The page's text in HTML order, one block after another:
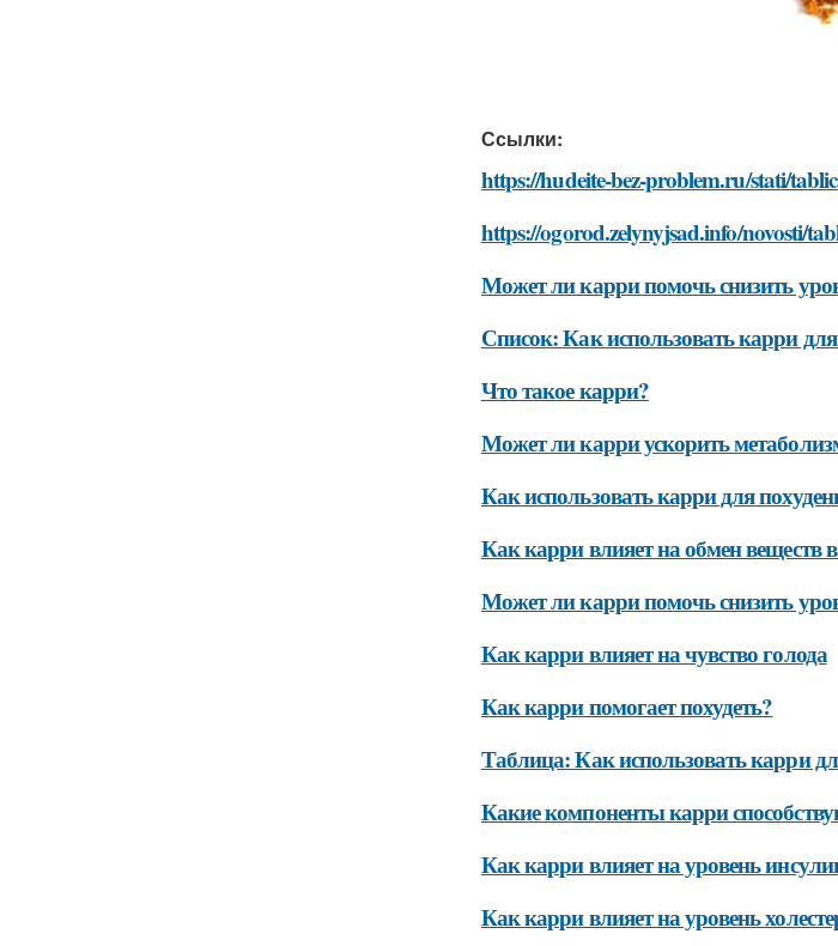
Ссылки:
https://hudeite-bez-problem.ru/stati/
https://ogorod.zelynyjsad.info/novosti/
Может ли карри помочь снизить
Список: Как использовать карри
Что такое карри?
Может ли карри ускорить
Как использовать карри для
Как карри влияет на обмен веществ
Может ли карри помочь снизить
Как карри влияет на чувство голода
Как карри помогает похудеть?
Таблица: Как использовать карри
Какие компоненты карри
Как карри влияет на уровень
Как карри влияет на уровень